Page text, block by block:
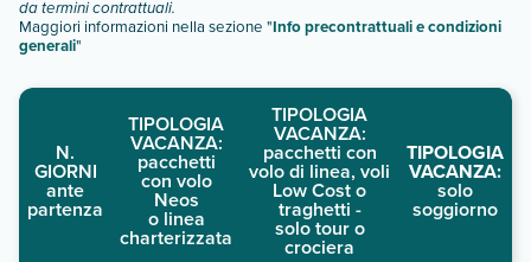
da termini contrattuali.
Maggiori informazioni nella sezione "Info precontrattuali e condizioni
generali"
N.
GIORNI
ante
partenza
TIPOLOGIA
VACANZA:
pacchetti
con volo
Neos
o linea
charterizzata
TIPOLOGIA
VACANZA:
pacchetti con
volo di linea, voli
Low Cost o
traghetti -
solo tour o
crociera
TIPOLOGIA
VACANZA:
solo
soggiorno